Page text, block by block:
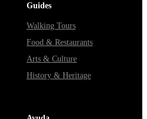
Guides
Walking Tours
Food & Restaurants
Arts & Culture
History & Heritage